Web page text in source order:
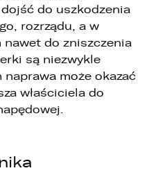
do uszkodzenia
rozrządu, a w
nawet do zniszczenia
są niezwykle
może okazać
właściciela do